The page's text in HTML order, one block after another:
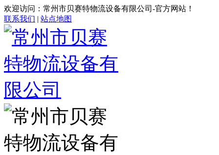
欢迎访问：常州市贝赛特物流设备有限公司-官方网站！
联系我们 | 站点地图